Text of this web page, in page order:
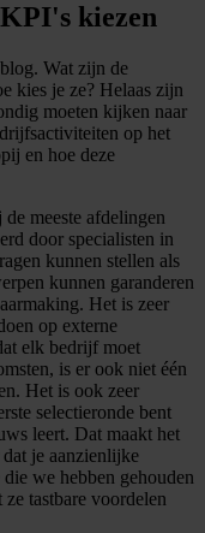
kiezen
Wat zijn de
kies je ze? Helaas zijn
moeten kijken naar
op het
en hoe deze
meeste afdelingen
door specialisten in
kunnen stellen als
kunnen garanderen
Het is zeer
op externe
elk bedrijf moet
is er ook niet één
Het is ook zeer
selectieronde bent
leert. Dat maakt het
je aanzienlijke
we hebben gehouden
tastbare voordelen